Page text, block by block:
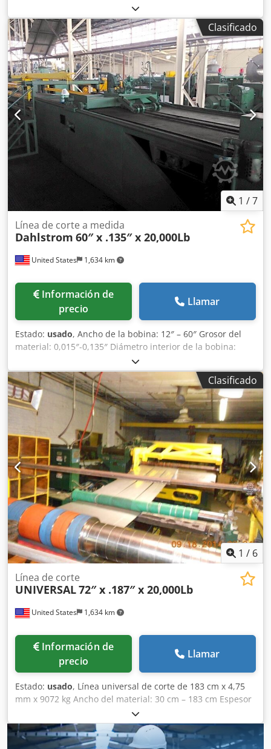
Ancho del material: 12″ – 72″ (desenrolladora de 60″)
Espesor del material: 0,010″ – 0,187″ Peso de la bobina:
50 000 lb Diámetro interior de la bobina: 20″ – 24″
Diámetro exterior de la bobina: 72″ Velocidad: 500 /
1000 ppm Dirección: de derecha a izquierda Resistencia
del material: 40 000 psi de límite elástico / 50 000 psi de
cizalladura Material: acero al carbono, acero de alta
resistencia, acero galvanizado Carro de transferencia de
entrada Carro de bobina de entrada Desenrolladora con
eje Rodillo de presión motorizado Expansión motorizada
Base deslizante Mesa hidráulica de descascarillado
Rodillos de sujeción accionados
Clasificado
1 /7
United States 1,634 km
Línea de corte a medida
Dahlstrom 60″ x .135″ x 20,000Lb
Información de
precio
Llamar
Estado: usado, Ancho de la bobina: 12″ – 60″ Grosor del
material: 0,015″-0,135″ Diámetro interior de la bobina:
20″-24″ Velocidad: 180 pies por minuto Dirección: de
izquierda a derecha Carro de bobina de suelo para la
alimentación Chjdpjihf Tpefx Ah Aoa Desenrollador de
mandril con expansión motorizada Rodillo de sujeción
motorizado Sistema de alimentación Desbobinador
hidráulico Enderezadora de bobina de 9 rodillos con
rodillos de trabajo de 4″ Rodillos de entrada con
accionamiento Motor de 40 HP Mesa de alimentación
ajustable Cizalla mecánica Transportador de banda con
dispositivo de parada Apiladora de láminas con compuerta
de aire, con dos secciones de rodillos de gravedad
Clasificado
1 / 6
United States 1,634 km
Línea de corte
UNIVERSAL72″ x .187″ x 20,000Lb
Información de
precio
Llamar
Estado: usado, Línea universal de corte de 183 cm x 4,75
mm x 9072 kg Ancho del material: 30 cm – 183 cm Espesor
del material: 0,38 mm – 4,75 mm Peso del rollo: 9072 kg
Diámetro interior del rollo: 50,8 cm Diámetro exterior del
rollo: 183 cm Dirección: de izquierda a derecha Carro para